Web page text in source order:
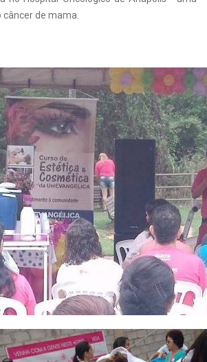
de mama.